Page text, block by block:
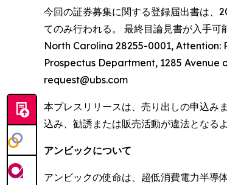
今回の証券募集に関する登録届出書は
てのみ行われる。 最終目論見書が入手
North Carolina 28255-0001, Attention:
Prospectus Department, 1285 Avenue
request@ubs.com
本プレスリリースは、売り出しの申込み
込み、勧誘または販売活動が違法となる
アンビックについて
アンビックの使命は、超低消費電力半導